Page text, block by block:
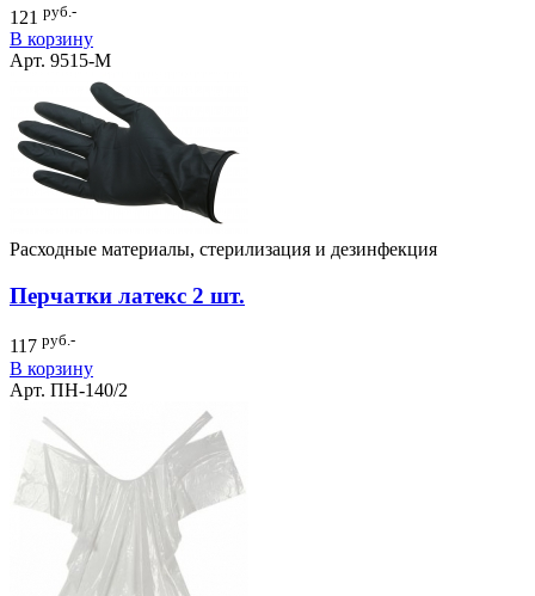
121 руб.-
В корзину
Арт. 9515-M
Расходные материалы, стерилизация и дезинфекция
Перчатки латекс 2 шт.
117 руб.-
В корзину
Арт. ПН-140/2